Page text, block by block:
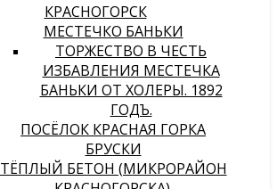
КРАСНОГОРСК
МЕСТЕЧКО БАНЬКИ
ТОРЖЕСТВО В ЧЕСТЬ
ИЗБАВЛЕНИЯ МЕСТЕЧКА
БАНЬКИ ОТ ХОЛЕРЫ. 1892
ГОДЪ.
ПОСЁЛОК КРАСНАЯ ГОРКА
БРУСКИ
ТЁПЛЫЙ БЕТОН (МИКРОРАЙОН